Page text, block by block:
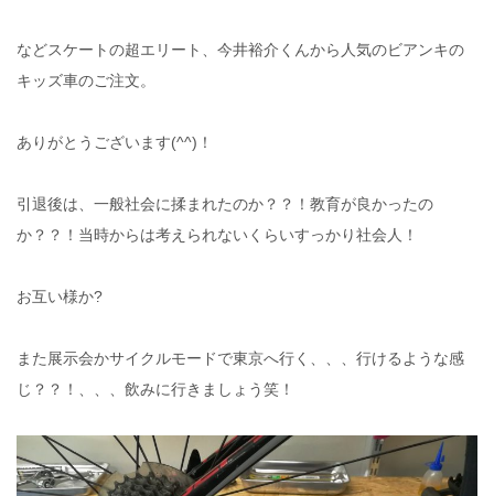
などスケートの超エリート、今井裕介くんから人気のビアンキの
キッズ車のご注文。
ありがとうございます(^^)！
引退後は、一般社会に揉まれたのか？？！教育が良かったの
か？？！当時からは考えられないくらいすっかり社会人！
お互い様か?
また展示会かサイクルモードで東京へ行く、、、行けるような感
じ？？！、、、飲みに行きましょう笑！